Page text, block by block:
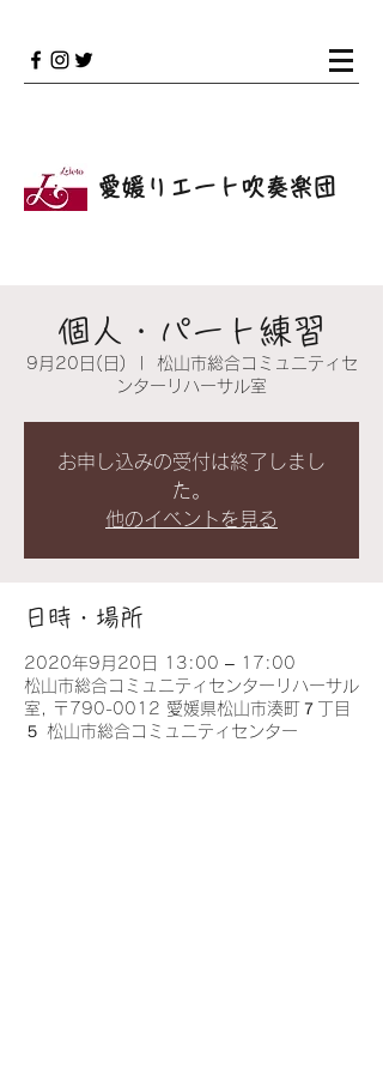
愛媛リエート吹奏楽団
個人・パート練習
9月20日(日)
松山市総合コミュニティセ
ンターリハーサル室
お申し込みの受付は終了しまし
た。
他のイベントを見る
日時・場所
2020年9月20日 13:00 – 17:00
松山市総合コミュニティセンターリハーサル
室, 〒790-0012 愛媛県松山市湊町７丁目
５ 松山市総合コミュニティセンター